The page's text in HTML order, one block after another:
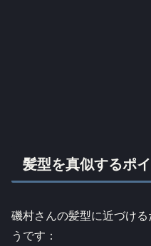
髪型を真似するポ
磯村さんの髪型に近づけ
うです：